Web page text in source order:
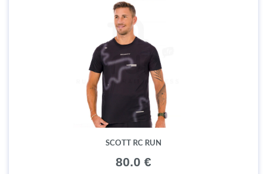
SCOTT RC RUN
80.0 €